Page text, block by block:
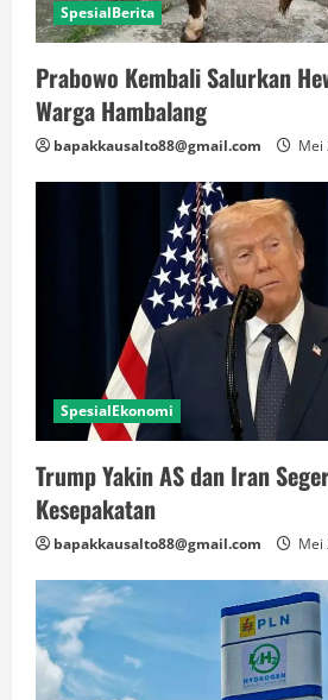
SpesialBerita
Prabowo Kembali Salurkan
Warga Hambalang
bapakkausalto88@gmail.com Mei
SpesialEkonomi
Trump Yakin AS dan Iran
Kesepakatan
bapakkausalto88@gmail.com Mei